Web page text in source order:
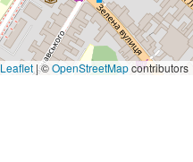
Leaflet |©OpenStreetMapcontributors